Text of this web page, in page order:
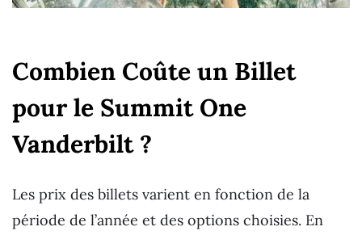
Combien Coûte un Billet
pour le Summit One
Vanderbilt ?
Les prix des billets varient en fonction de la
période de l’année et des options choisies. En